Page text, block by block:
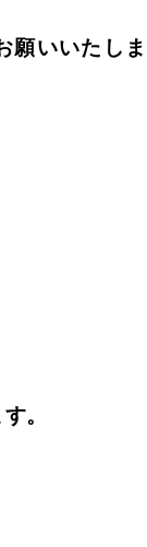
願いいたしま
。